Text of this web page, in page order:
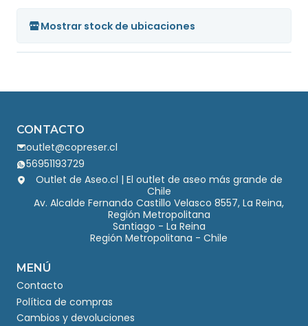
Mostrar stock de ubicaciones
CONTACTO
outlet@copreser.cl
56951193729
Outlet de Aseo.cl | El outlet de aseo más grande de
Chile
Av. Alcalde Fernando Castillo Velasco 8557, La Reina,
Región Metropolitana
Santiago - La Reina
Región Metropolitana - Chile
MENÚ
Contacto
Política de compras
Cambios y devoluciones